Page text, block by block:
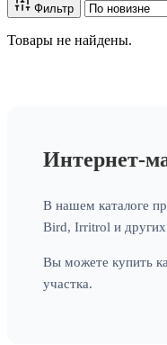
Фильтр
Товары не найдены.
Интернет-
В нашем каталоге
Bird, Irritrol и
Вы можете купить
участка.